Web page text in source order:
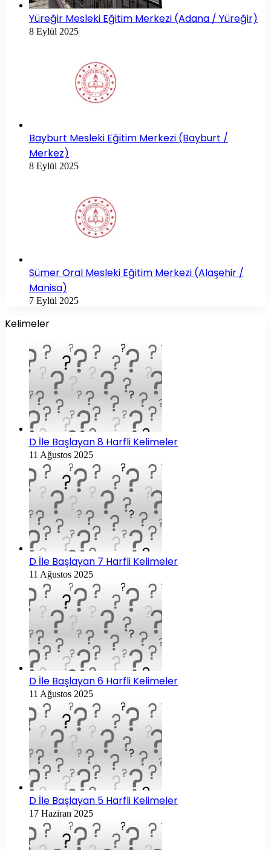
Yüreğir Mesleki Eğitim Merkezi (Adana / Yüreğir)
8 Eylül 2025
Bayburt Mesleki Eğitim Merkezi (Bayburt /
Merkez)
8 Eylül 2025
Sümer Oral Mesleki Eğitim Merkezi (Alaşehir /
Manisa)
7 Eylül 2025
Kelimeler
D İle Başlayan 8 Harfli Kelimeler
11 Ağustos 2025
D İle Başlayan 7 Harfli Kelimeler
11 Ağustos 2025
D İle Başlayan 6 Harfli Kelimeler
11 Ağustos 2025
D İle Başlayan 5 Harfli Kelimeler
17 Haziran 2025